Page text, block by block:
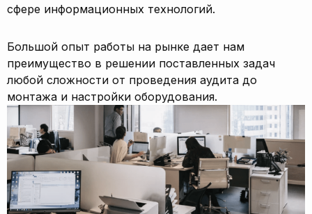
сфере информационных технологий.
Большой опыт работы на рынке дает нам
преимущество в решении поставленных задач
любой сложности от проведения аудита до
монтажа и настройки оборудования.